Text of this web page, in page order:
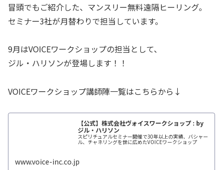
冒頭でもご紹介した、マンスリー無料遠隔ヒーリング。
セミナー3社が月替わりで担当しています。
9月はVOICEワークショップの担当として、
ジル・ハリソンが登場します！！
VOICEワークショップ講師陣一覧はこちらから↓
【公式】株式会社ヴォイスワークショップ : by
ジル・ハリソン
スピリチュアルセミナー開催で30年以上の実績、バシャー
ル、チャネリングを世に広めたVOICEワークショップ
www.voice-inc.co.jp